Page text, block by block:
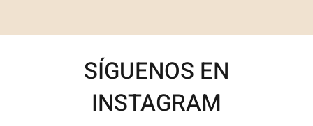
SÍGUENOS EN
INSTAGRAM